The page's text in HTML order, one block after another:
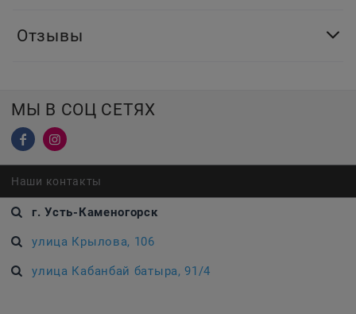
Отзывы
МЫ В СОЦ СЕТЯХ
Наши контакты
г. Усть-Каменогорск
улица Крылова, 106
улица Кабанбай батыра, 91/4